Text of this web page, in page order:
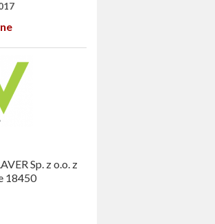
Sp. z o.o. z
18450